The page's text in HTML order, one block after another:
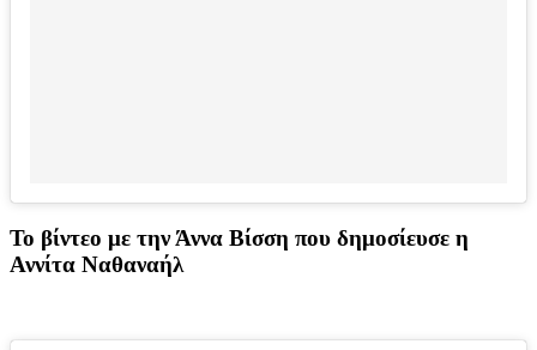
Το βίντεο με την Άννα Βίσση που δημοσίευσε η
Αννίτα Ναθαναήλ